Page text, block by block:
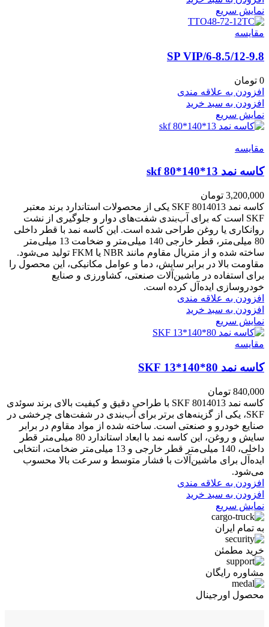
نمایش سریع
مقايسه
6-8.5/12-9.8/SP VIP
0 تومان
افزودن به علاقه مندی
افزودن به سبد خرید
نمایش سریع
مقايسه
کاسه نمد skf 80*140*13
3,200,000 تومان
کاسه نمد SKF 8014013 یکی از محصولات استاندارد برند معتبر
SKF است که برای آب‌بندی شفت‌های دوار و جلوگیری از نشت
روانکاری یا روغن طراحی شده است. این کاسه نمد با قطر داخلی
80 میلی‌متر، قطر خارجی 140 میلی‌متر و ضخامت 13 میلی‌متر
ساخته شده و از متریال مقاوم مانند NBR یا FKM تولید می‌شود.
مقاومت بالا در برابر سایش، دما و عوامل مکانیکی، این محصول را
برای استفاده در ماشین‌آلات صنعتی، کشاورزی و صنایع
خودروسازی ایده‌آل کرده است.
افزودن به علاقه مندی
افزودن به سبد خرید
نمایش سریع
مقايسه
کاسه نمد 80*140*13 SKF
840,000 تومان
کاسه نمد 8014013 SKF با طراحی دقیق و کیفیت بالای برند سوئدی
SKF، یکی از گزینه‌های برتر برای آب‌بندی در شفت‌های چرخشی در
صنایع خودرو و صنعتی است. ساخته شده از مواد مقاوم در برابر
سایش و روغن، این کاسه نمد با ابعاد استاندارد 80 میلی‌متر قطر
داخلی، 140 میلی‌متر قطر خارجی و 13 میلی‌متر ضخامت، انتخابی
ایده‌آل برای ماشین‌آلات با فشار متوسط و سرعت بالا محسوب
می‌شود.
افزودن به علاقه مندی
افزودن به سبد خرید
نمایش سریع
به تمام ایران
خرید مطمئن
مشاوره رایگان
محصول اورجینال